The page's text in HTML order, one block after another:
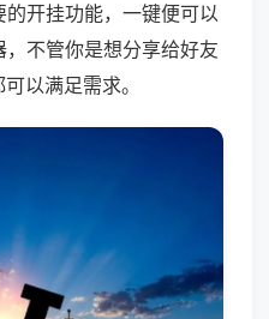
开挂功能，一键便可以
不管你是想分享给好友
以满足需求。